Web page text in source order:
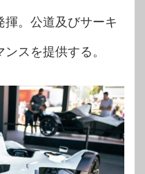
。公道及びサーキ
スを提供する。